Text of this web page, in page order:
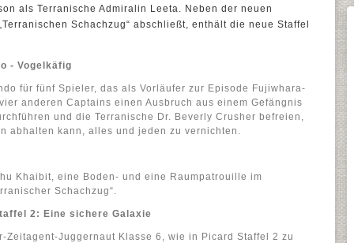
als Terranische Admiralin Leeta. Neben der neuen
Schachzug“ abschließt, enthält die neue Staffel
- Vogelkäfig
für fünf Spieler, das als Vorläufer zur Episode Fujiwhara-
anderen Captains einen Ausbruch aus einem Gefängnis
und die Terranische Dr. Beverly Crusher befreien,
abhalten kann, alles und jeden zu vernichten.
Khaibit, eine Boden- und eine Raumpatrouille im
Schachzug“.
2: Eine sichere Galaxie
Zeitagent-Juggernaut Klasse 6, wie in Picard Staffel 2 zu